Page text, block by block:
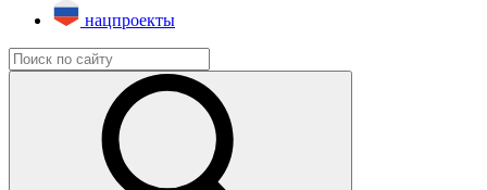
нацпроекты